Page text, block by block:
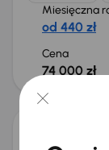
Miesięczna
od 440 zł
Cena
74 000 zł